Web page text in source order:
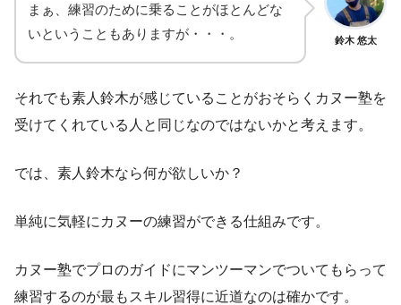
鈴木 悠太
まぁ、練習のために乗ることがほとんどな
いということもありますが・・・。
それでも素人鈴木が感じていることがおそらくカヌー塾を
受けてくれている人と同じなのではないかと考えます。
では、素人鈴木なら何が欲しいか？
単純に気軽にカヌーの練習ができる仕組みです。
カヌー塾でプロのガイドにマンツーマンでついてもらって
練習するのが最もスキル習得に近道なのは確かです。